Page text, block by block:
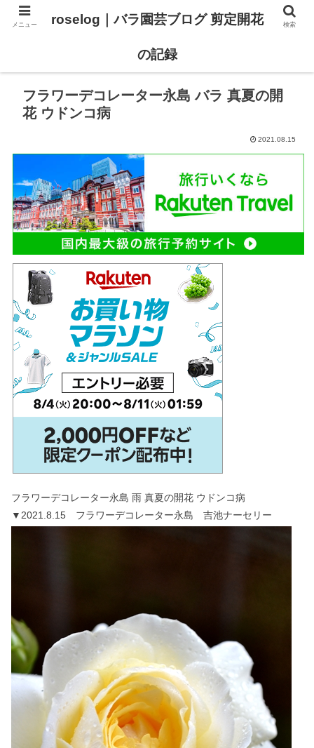
フラワーデコレーター永島 バラ 真夏の開
花 ウドンコ病
2021.08.15
フラワーデコレーター永島 雨 真夏の開花 ウドンコ病
▼2021.8.15 フラワーデコレーター永島 吉池ナーセリー
メニュー roselog｜バラ園芸ブログ 剪定開花
の記録
検索